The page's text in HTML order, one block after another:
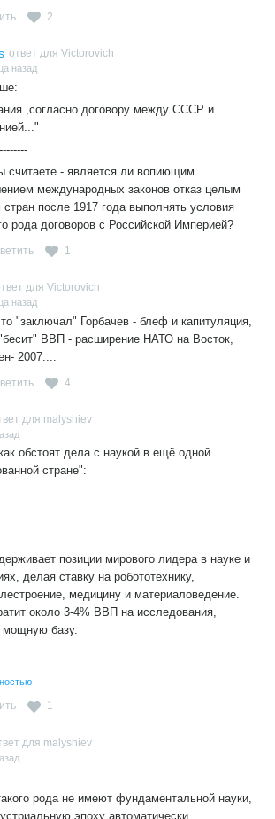
2
ответ для Victorovich
назад
,согласно договору между СССР и
считаете - является ли вопиющим
международных законов отказ целым
после 1917 года выполнять условия
рода договоров с Российской Империей?
1
для Victorovich
назад
"заключал" Горбачев - блеф и капитуляция,
ВВП - расширение НАТО на Восток,
2007....
4
для malyshiev
обстоят дела с наукой в ещё одной
стране":
позиции мирового лидера в науке и
делая ставку на робототехнику,
медицину и материаловедение.
около 3-4% ВВП на исследования,
мощную базу.
искусственный интеллект,
энергосбережение,
и космос.
1
для malyshiev
рода не имеют фундаментальной науки,
эпоху автоматически